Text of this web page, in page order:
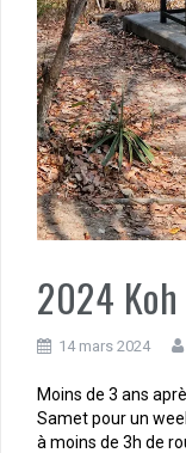
2024
14 mars 2024
Moins de 3 ans
Samet pour un
à moins de 3h de